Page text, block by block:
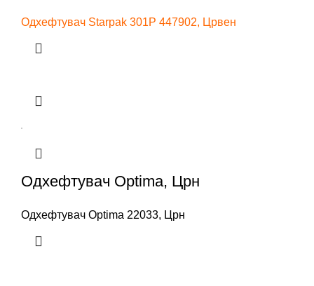
Одхефтувач Starpak 301P 447902, Црвен
Одхефтувач Optima, Црн
Одхефтувач Optima 22033, Црн